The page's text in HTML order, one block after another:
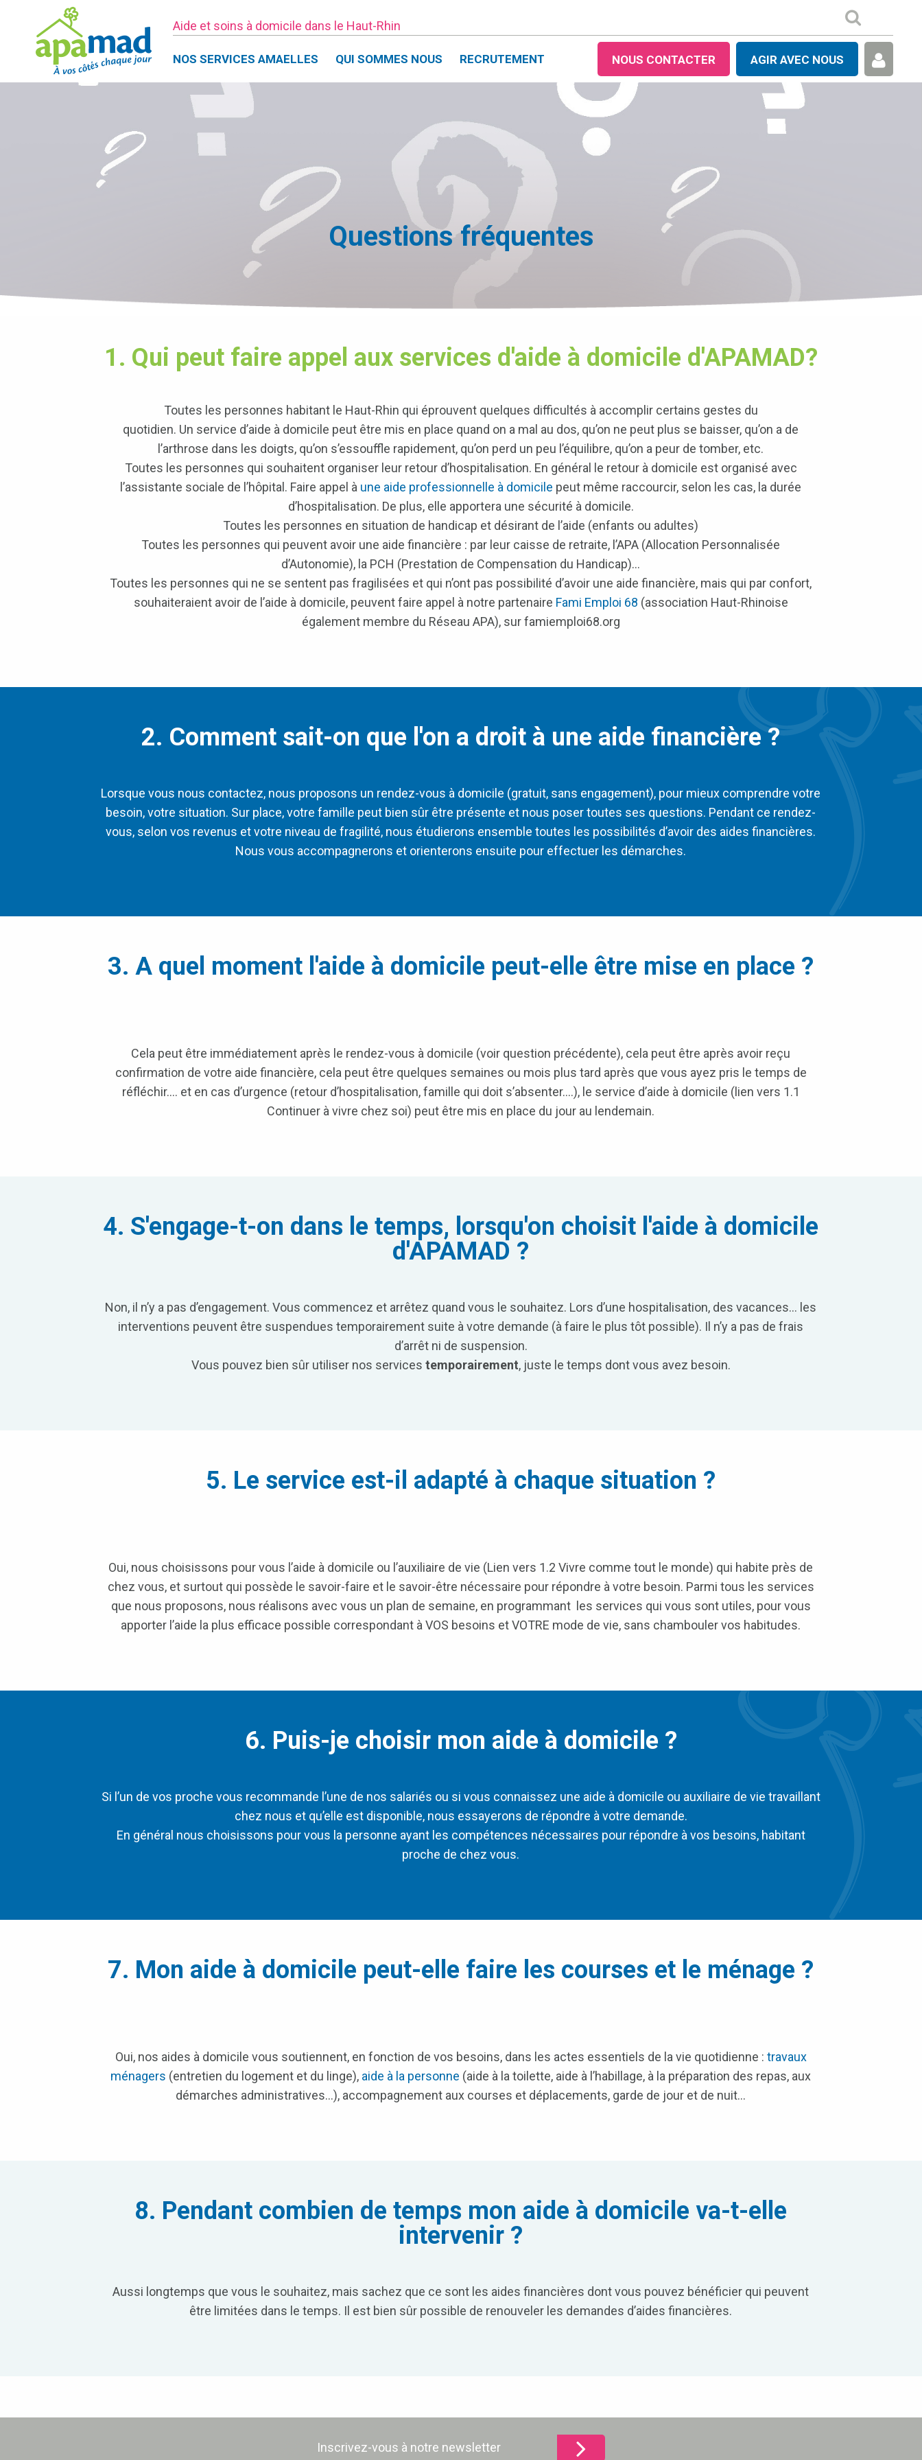
Aide et soins à domicile dans le Haut-Rhin
NOS SERVICES AMAELLES QUI SOMMES NOUS RECRUTEMENT NOUS CONTACTER AGIR AVEC NOUS
Questions fréquentes
1. Qui peut faire appel aux services d'aide à domicile d'APAMAD?
Toutes les personnes habitant le Haut-Rhin qui éprouvent quelques difficultés à accomplir certains gestes du
quotidien. Un service d’aide à domicile peut être mis en place quand on a mal au dos, qu’on ne peut plus se baisser, qu’on a de
l’arthrose dans les doigts, qu’on s’essouffle rapidement, qu’on perd un peu l’équilibre, qu’on a peur de tomber, etc.
Toutes les personnes qui souhaitent organiser leur retour d’hospitalisation. En général le retour à domicile est organisé avec
l’assistante sociale de l’hôpital. Faire appel à une aide professionnelle à domicile peut même raccourcir, selon les cas, la durée
d’hospitalisation. De plus, elle apportera une sécurité à domicile.
Toutes les personnes en situation de handicap et désirant de l’aide (enfants ou adultes)
Toutes les personnes qui peuvent avoir une aide financière : par leur caisse de retraite, l’APA (Allocation Personnalisée
d’Autonomie), la PCH (Prestation de Compensation du Handicap)…
Toutes les personnes qui ne se sentent pas fragilisées et qui n’ont pas possibilité d’avoir une aide financière, mais qui par confort,
souhaiteraient avoir de l’aide à domicile, peuvent faire appel à notre partenaire Fami Emploi 68 (association Haut-Rhinoise
également membre du Réseau APA), sur famiemploi68.org
2. Comment sait-on que l'on a droit à une aide financière ?
Lorsque vous nous contactez, nous proposons un rendez-vous à domicile (gratuit, sans engagement), pour mieux comprendre votre
besoin, votre situation. Sur place, votre famille peut bien sûr être présente et nous poser toutes ses questions. Pendant ce rendez-
vous, selon vos revenus et votre niveau de fragilité, nous étudierons ensemble toutes les possibilités d’avoir des aides financières.
Nous vous accompagnerons et orienterons ensuite pour effectuer les démarches.
3. A quel moment l'aide à domicile peut-elle être mise en place ?
Cela peut être immédiatement après le rendez-vous à domicile (voir question précédente), cela peut être après avoir reçu
confirmation de votre aide financière, cela peut être quelques semaines ou mois plus tard après que vous ayez pris le temps de
réfléchir…. et en cas d’urgence (retour d’hospitalisation, famille qui doit s’absenter….), le service d’aide à domicile (lien vers 1.1
Continuer à vivre chez soi) peut être mis en place du jour au lendemain.
4. S'engage-t-on dans le temps, lorsqu'on choisit l'aide à domicile
d'APAMAD ?
Non, il n’y a pas d’engagement. Vous commencez et arrêtez quand vous le souhaitez. Lors d’une hospitalisation, des vacances… les
interventions peuvent être suspendues temporairement suite à votre demande (à faire le plus tôt possible). Il n’y a pas de frais
d’arrêt ni de suspension.
Vous pouvez bien sûr utiliser nos services temporairement, juste le temps dont vous avez besoin.
5. Le service est-il adapté à chaque situation ?
Oui, nous choisissons pour vous l’aide à domicile ou l’auxiliaire de vie (Lien vers 1.2 Vivre comme tout le monde) qui habite près de
chez vous, et surtout qui possède le savoir-faire et le savoir-être nécessaire pour répondre à votre besoin. Parmi tous les services
que nous proposons, nous réalisons avec vous un plan de semaine, en programmant les services qui vous sont utiles, pour vous
apporter l’aide la plus efficace possible correspondant à VOS besoins et VOTRE mode de vie, sans chambouler vos habitudes.
6. Puis-je choisir mon aide à domicile ?
Si l’un de vos proche vous recommande l’une de nos salariés ou si vous connaissez une aide à domicile ou auxiliaire de vie travaillant
chez nous et qu’elle est disponible, nous essayerons de répondre à votre demande.
En général nous choisissons pour vous la personne ayant les compétences nécessaires pour répondre à vos besoins, habitant
proche de chez vous.
7. Mon aide à domicile peut-elle faire les courses et le ménage ?
Oui, nos aides à domicile vous soutiennent, en fonction de vos besoins, dans les actes essentiels de la vie quotidienne : travaux
ménagers (entretien du logement et du linge), aide à la personne (aide à la toilette, aide à l’habillage, à la préparation des repas, aux
démarches administratives…), accompagnement aux courses et déplacements, garde de jour et de nuit…
8. Pendant combien de temps mon aide à domicile va-t-elle
intervenir ?
Aussi longtemps que vous le souhaitez, mais sachez que ce sont les aides financières dont vous pouvez bénéficier qui peuvent
être limitées dans le temps. Il est bien sûr possible de renouveler les demandes d’aides financières.
Inscrivez-vous à notre newsletter